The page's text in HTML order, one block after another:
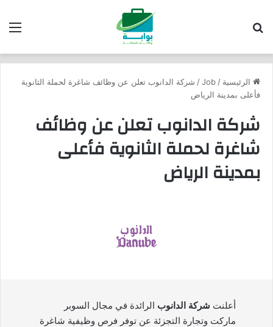
الرئيسية /
Job
/ شركة الدانوب تعلن عن وظائف شاغرة لحملة الثانوية
فأعلى بمدينة الرياض
شركة الدانوب تعلن عن وظائف
شاغرة لحملة الثانوية فأعلى
بمدينة الرياض
أعلنت شركة الدانوب الرائدة في مجال السوبر
ماركت وتجارة التجزئة عن توفر فرص وظيفية شاغرة